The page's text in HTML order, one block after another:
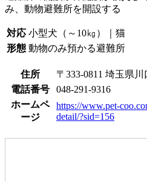
み、動物避難所を開設する
対応 小型犬（～10㎏）｜猫
形態 動物のみ預かる避難所
住所
〒333-0811 埼玉県
電話番号
048-291-9316
ホームペ
ージ
https://www.pet-
detail/?sid=156